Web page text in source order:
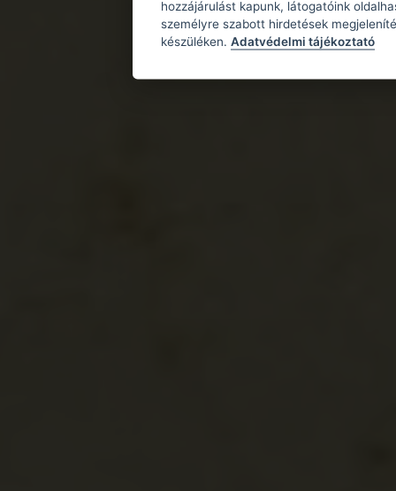
hozzájárulást kapunk, látogatóink
személyre szabott hirdetések
készüléken. Adatvédelmi tájékoztató